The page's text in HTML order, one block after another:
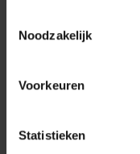
Noodzakelijk
Voorkeuren
Statistieken